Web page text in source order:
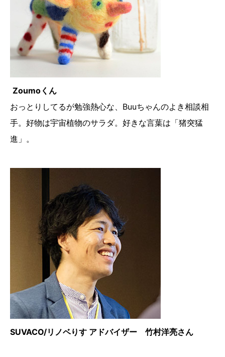
Zoumoくん
おっとりしてるが勉強熱心な、Buuちゃんのよき相談相
手。好物は宇宙植物のサラダ。好きな言葉は「猪突猛
進」。
SUVACO/リノベりす アドバイザー 竹村洋亮さん